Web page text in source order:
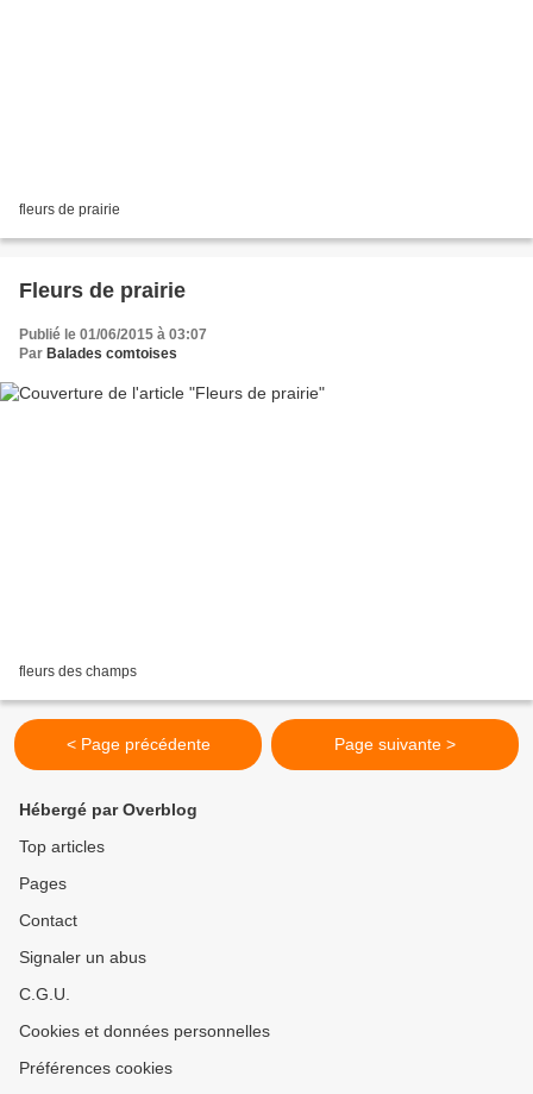
fleurs de prairie
Fleurs de prairie
Publié le 01/06/2015 à 03:07
Par Balades comtoises
fleurs des champs
< Page précédente Page suivante >
Hébergé par Overblog
Top articles
Pages
Contact
Signaler un abus
C.G.U.
Cookies et données personnelles
Préférences cookies